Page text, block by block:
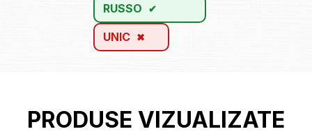
RUSSO
UNIC
PRODUSE VIZUALIZATE